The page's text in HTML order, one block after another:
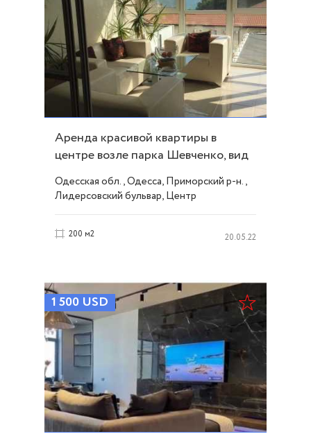
Аренда красивой квартиры в
центре возле парка Шевченко, вид
моря! ID 32829
Одесская обл., Одесса, Приморский р-н.,
Лидерсовский бульвар, Центр
200 м2 20.05.22
1 500 USD